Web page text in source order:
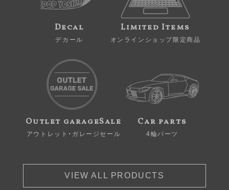
Decal
デカール
Limited Items
オンラインショップ限定商品
Outlet garageSale
アウトレット・ガレージセール
Car parts
4輪パーツ
VIEW ALL PRODUCTS